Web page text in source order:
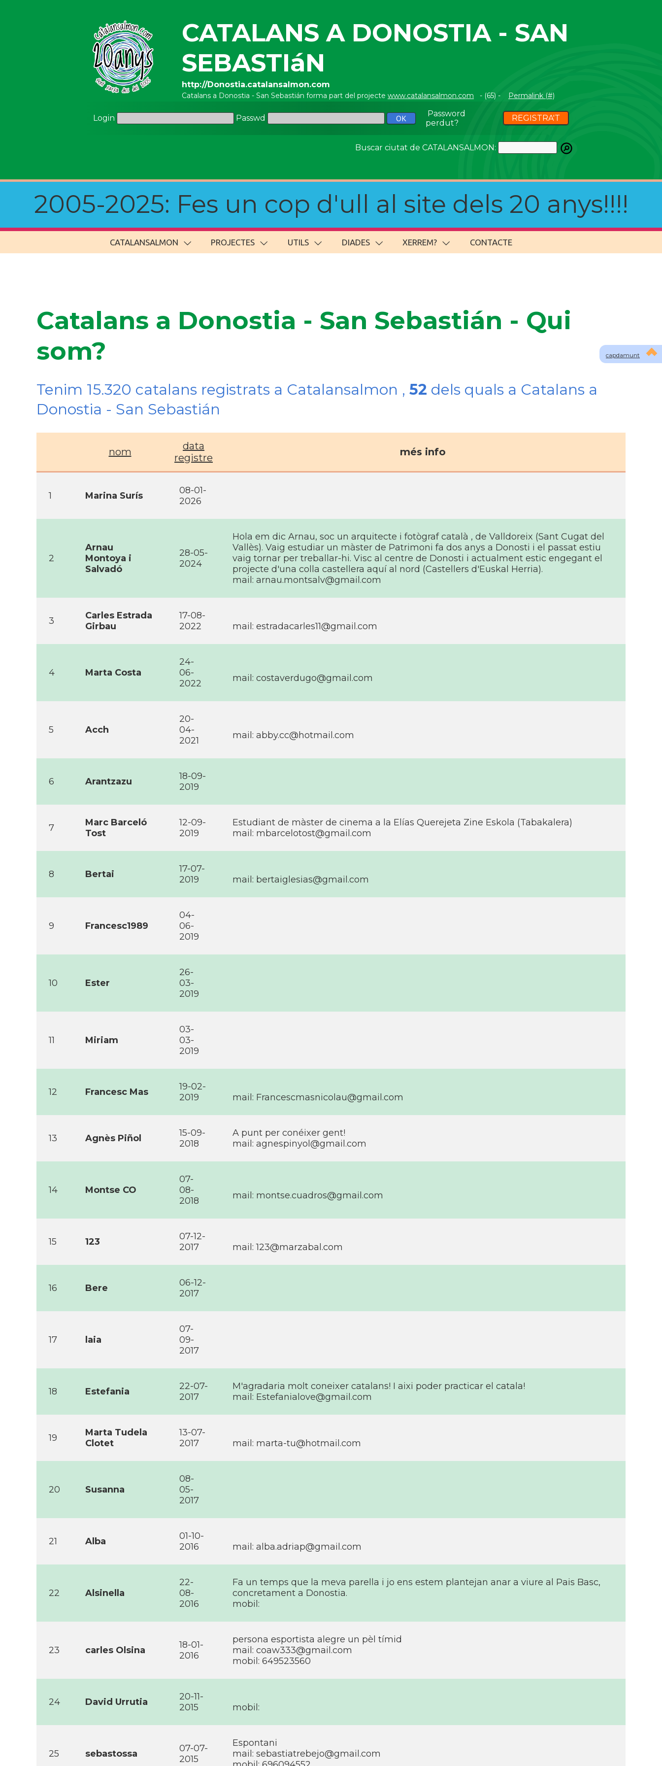
CATALANS A DONOSTIA - SAN
SEBASTIáN
http://Donostia.catalansalmon.com
Catalans a Donostia - San Sebastián forma part del projecte www.catalansalmon.com - (65) - Permalink (#)
Login Passwd
Password
perdut?
REGISTRA'T
Buscar ciutat de CATALANSALMON:
2005-2025: Fes un cop d'ull al site dels 20 anys!!!!
CATALANSALMON PROJECTES UTILS DIADES XERREM? CONTACTE
capdamunt
Catalans a Donostia - San Sebastián - Qui
som?
Tenim 15.320 catalans registrats a Catalansalmon , 52 dels quals a Catalans a
Donostia - San Sebastián
nom
data
registre
més info
1 Marina Surís
08-01-
2026
2
Arnau
Montoya i
Salvadó
28-05-
2024
Hola em dic Arnau, soc un arquitecte i fotògraf català , de Valldoreix (Sant Cugat del
Vallès). Vaig estudiar un màster de Patrimoni fa dos anys a Donosti i el passat estiu
vaig tornar per treballar-hi. Visc al centre de Donosti i actualment estic engegant el
projecte d'una colla castellera aquí­ al nord (Castellers d'Euskal Herria).
mail: arnau.montsalv@gmail.com
3
Carles Estrada
Girbau
17-08-
2022
mail: estradacarles11@gmail.com
4 Marta Costa
24-
06-
2022
mail: costaverdugo@gmail.com
5 Acch
20-
04-
2021
mail: abby.cc@hotmail.com
6 Arantzazu
18-09-
2019
7
Marc Barceló
Tost
12-09-
2019
Estudiant de màster de cinema a la Elí­as Querejeta Zine Eskola (Tabakalera)
mail: mbarcelotost@gmail.com
8 Bertai
17-07-
2019
mail: bertaiglesias@gmail.com
9 Francesc1989
04-
06-
2019
10 Ester
26-
03-
2019
11 Miriam
03-
03-
2019
12 Francesc Mas
19-02-
2019
mail: Francescmasnicolau@gmail.com
13 Agnès Piñol
15-09-
2018
A punt per conéixer gent!
mail: agnespinyol@gmail.com
14 Montse CO
07-
08-
2018
mail: montse.cuadros@gmail.com
15 123
07-12-
2017
mail:123@marzabal.com
16 Bere
06-12-
2017
17 laia
07-
09-
2017
18 Estefania
22-07-
2017
M'agradaria molt coneixer catalans! I aixi poder practicar el catala!
mail: Estefanialove@gmail.com
19
Marta Tudela
Clotet
13-07-
2017
mail: marta-tu@hotmail.com
20 Susanna
08-
05-
2017
21 Alba
01-10-
2016
mail: alba.adriap@gmail.com
22 Alsinella
22-
08-
2016
Fa un temps que la meva parella i jo ens estem plantejan anar a viure al Pais Basc,
concretament a Donostia.
mobil:
23 carles Olsina
18-01-
2016
persona esportista alegre un pèl tí­mid
mail: coaw333@gmail.com
mobil: 649523560
24 David Urrutia
20-11-
2015
mobil:
25 sebastossa
07-07-
2015
Espontani
mail: sebastiatrebejo@gmail.com